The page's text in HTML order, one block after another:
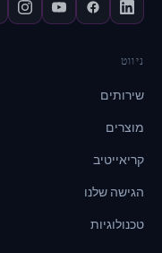
ניווט
שירותים
מוצרים
קריאייטיב
הגישה שלנו
טכנולוגיות